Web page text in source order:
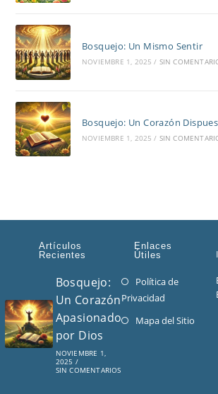
Bosquejo: Un Mismo Sentir
NOVIEMBRE 1, 2025 / SIN
Bosquejo: Un Corazón
NOVIEMBRE 1, 2025 / SIN
Artículos
Recientes
Bosquejo:
Un Corazón
Apasionado
por Dios
NOVIEMBRE 1,
2025 /
SIN COMENTARIOS
Enlaces
Útiles
Política de
Privacidad
Mapa del SitioSe